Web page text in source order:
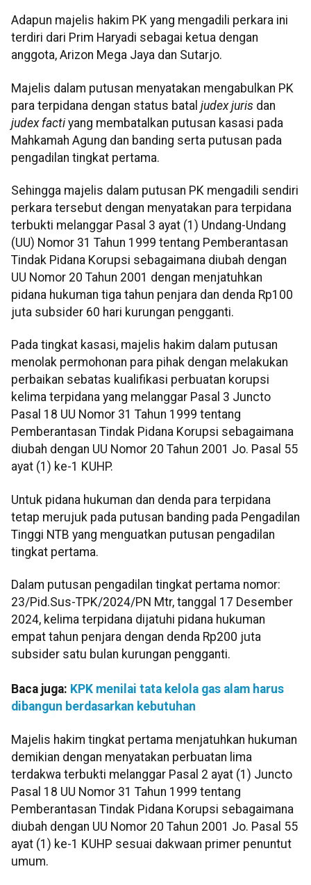
Adapun majelis hakim PK yang mengadili perkara ini
terdiri dari Prim Haryadi sebagai ketua dengan
anggota, Arizon Mega Jaya dan Sutarjo.
Majelis dalam putusan menyatakan mengabulkan PK
para terpidana dengan status batal judex juris dan
judex facti yang membatalkan putusan kasasi pada
Mahkamah Agung dan banding serta putusan pada
pengadilan tingkat pertama.
Sehingga majelis dalam putusan PK mengadili sendiri
perkara tersebut dengan menyatakan para terpidana
terbukti melanggar Pasal 3 ayat (1) Undang-Undang
(UU) Nomor 31 Tahun 1999 tentang Pemberantasan
Tindak Pidana Korupsi sebagaimana diubah dengan
UU Nomor 20 Tahun 2001 dengan menjatuhkan
pidana hukuman tiga tahun penjara dan denda Rp100
juta subsider 60 hari kurungan pengganti.
Pada tingkat kasasi, majelis hakim dalam putusan
menolak permohonan para pihak dengan melakukan
perbaikan sebatas kualifikasi perbuatan korupsi
kelima terpidana yang melanggar Pasal 3 Juncto
Pasal 18 UU Nomor 31 Tahun 1999 tentang
Pemberantasan Tindak Pidana Korupsi sebagaimana
diubah dengan UU Nomor 20 Tahun 2001 Jo. Pasal 55
ayat (1) ke-1 KUHP.
Untuk pidana hukuman dan denda para terpidana
tetap merujuk pada putusan banding pada Pengadilan
Tinggi NTB yang menguatkan putusan pengadilan
tingkat pertama.
Dalam putusan pengadilan tingkat pertama nomor:
23/Pid.Sus-TPK/2024/PN Mtr, tanggal 17 Desember
2024, kelima terpidana dijatuhi pidana hukuman
empat tahun penjara dengan denda Rp200 juta
subsider satu bulan kurungan pengganti.
Baca juga: KPK menilai tata kelola gas alam harus
dibangun berdasarkan kebutuhan
Majelis hakim tingkat pertama menjatuhkan hukuman
demikian dengan menyatakan perbuatan lima
terdakwa terbukti melanggar Pasal 2 ayat (1) Juncto
Pasal 18 UU Nomor 31 Tahun 1999 tentang
Pemberantasan Tindak Pidana Korupsi sebagaimana
diubah dengan UU Nomor 20 Tahun 2001 Jo. Pasal 55
ayat (1) ke-1 KUHP sesuai dakwaan primer penuntut
umum.